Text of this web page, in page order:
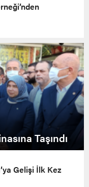
Taşındı
Gelişi İlk Kez